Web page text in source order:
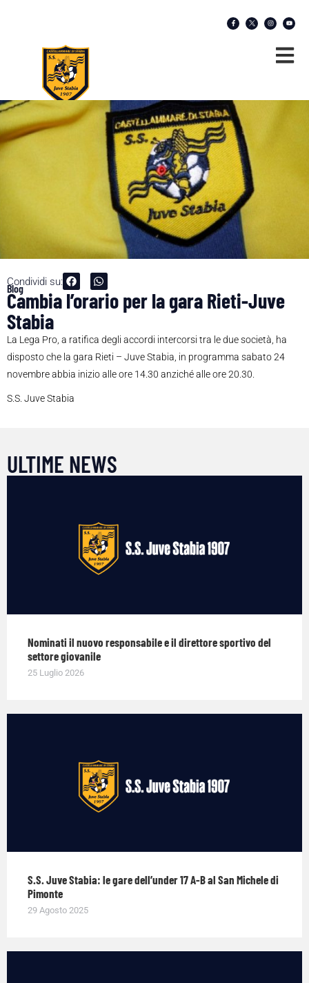
Condividi su:
Blog
Cambia l’orario per la gara Rieti-Juve
Stabia
La Lega Pro, a ratifica degli accordi intercorsi tra le due società, ha
disposto che la gara Rieti – Juve Stabia, in programma sabato 24
novembre abbia inizio alle ore 14.30 anziché alle ore 20.30.
S.S. Juve Stabia
ULTIME NEWS
Nominati il nuovo responsabile e il direttore sportivo del
settore giovanile
25 Luglio 2026
S.S. Juve Stabia: le gare dell’under 17 A-B al San Michele di
Pimonte
29 Agosto 2025